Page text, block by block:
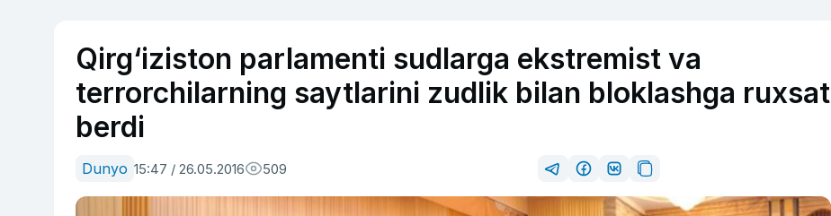
Qirg‘iziston parlamenti sudlarga ekstremist va
terrorchilarning saytlarini zudlik bilan bloklashga ruxsat
berdi
Dunyo 15:47 / 26.05.2016 509